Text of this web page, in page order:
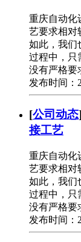
重庆自动化
艺要求相对
如此，我们
过程中，只
没有严格要
发布时间：
[公司动态]
接工艺
重庆自动化
艺要求相对
如此，我们
过程中，只
没有严格要
发布时间：